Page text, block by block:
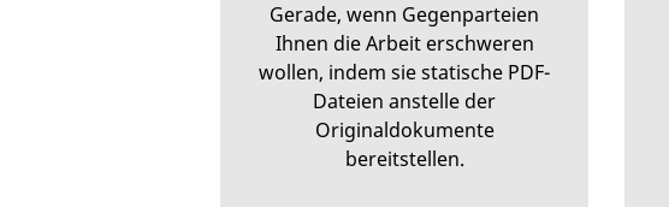
Gerade, wenn Gegenparteien
Ihnen die Arbeit erschweren
wollen, indem sie statische PDF-
Dateien anstelle der
Originaldokumente
bereitstellen.